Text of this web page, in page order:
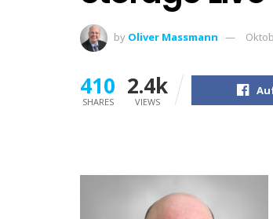
by Oliver Massmann
410
SHARES
2.4k
VIEWS